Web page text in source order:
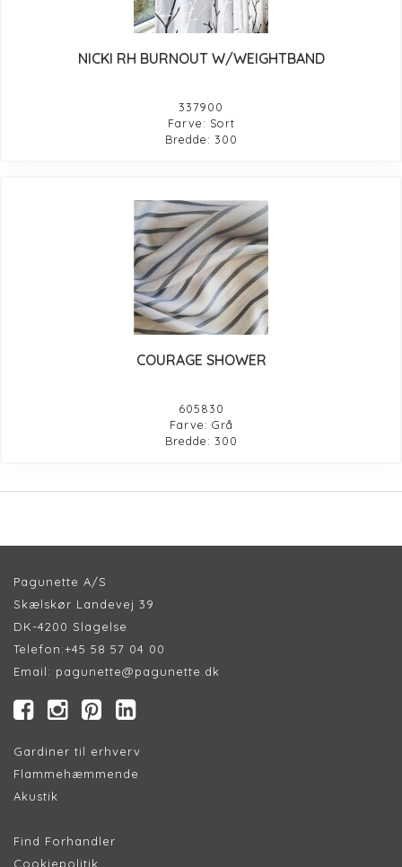
NICKI RH BURNOUT W/WEIGHTBAND
337900
Farve: Sort
Bredde: 300
COURAGE SHOWER
605830
Farve: Grå
Bredde: 300
Pagunette A/S
Skælskør Landevej 39
DK-4200 Slagelse
Telefon:+45 58 57 04 00
Email: pagunette@pagunette.dk
Gardiner til erhverv
Flammehæmmende
Akustik
Find Forhandler
Cookiepolitik